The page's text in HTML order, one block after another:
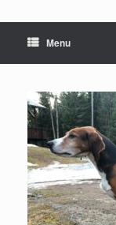
Menu